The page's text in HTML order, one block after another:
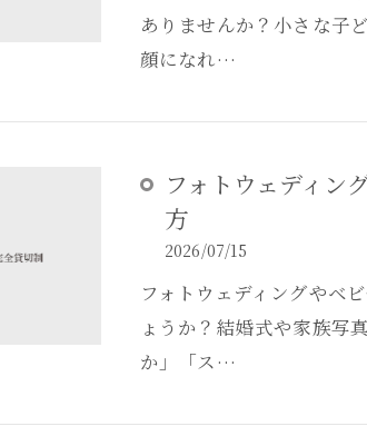
ありませんか？小さな子
顔になれ…
フォトウェディン
方
2026/07/15
フォトウェディングやベ
ょうか？結婚式や家族写
か」「ス…